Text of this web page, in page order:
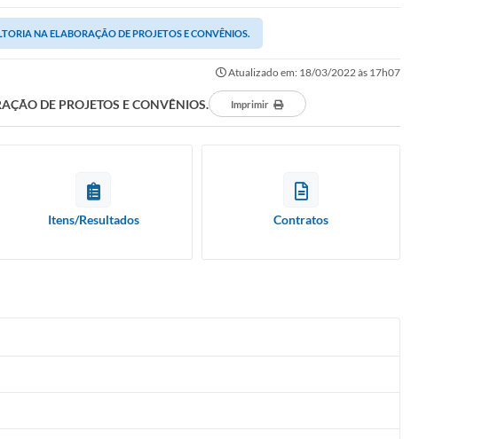
NA ELABORAÇÃO DE PROJETOS E CONVÊNIOS.
Atualizado em: 18/03/2022 às 17h07
DE PROJETOS E CONVÊNIOS. Imprimir
Itens/Resultados Contratos